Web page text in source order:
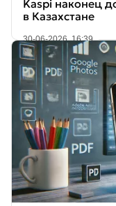
Kaspi наконец
в Казахстане
30-06-2026, 16:39